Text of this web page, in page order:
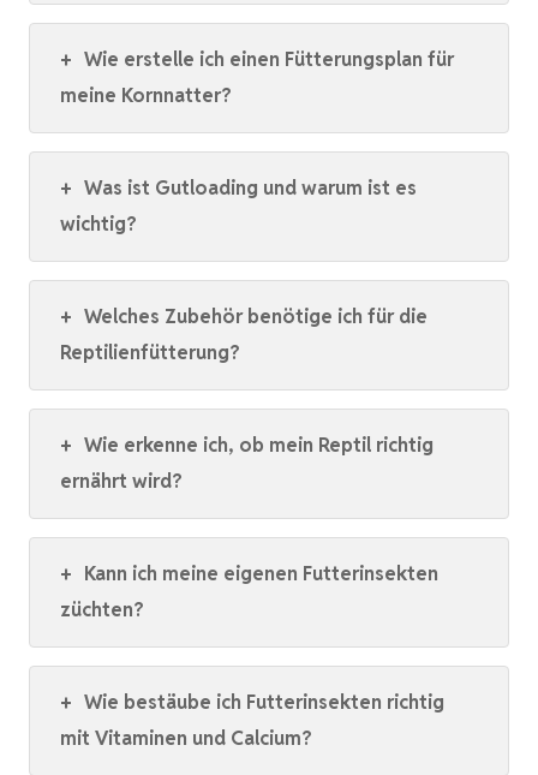
+ Wie erstelle ich einen Fütterungsplan für
meine Kornnatter?
+ Was ist Gutloading und warum ist es
wichtig?
+ Welches Zubehör benötige ich für die
Reptilienfütterung?
+ Wie erkenne ich, ob mein Reptil richtig
ernährt wird?
+ Kann ich meine eigenen Futterinsekten
züchten?
+ Wie bestäube ich Futterinsekten richtig
mit Vitaminen und Calcium?